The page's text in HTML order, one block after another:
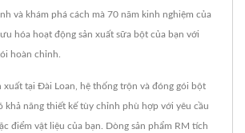
và khám phá cách mà 70 năm kinh nghiệm của
hóa hoạt động sản xuất sữa bột của bạn với
hoàn chỉnh.
xuất tại Đài Loan, hệ thống trộn và đóng gói bột
khả năng thiết kế tùy chỉnh phù hợp với yêu cầu
điểm vật liệu của bạn. Dòng sản phẩm RM tích